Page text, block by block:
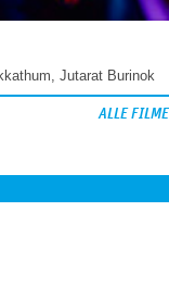
, Jutarat Burinok
ALLE FILME